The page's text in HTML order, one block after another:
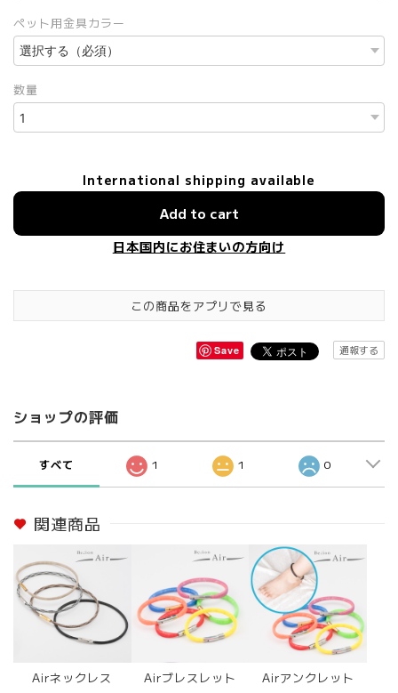
ペット用金具カラー
数量
International shipping available
Add to cart
日本国内にお住まいの方向け
この商品をアプリで見る
Save 通報する
ショップの評価
すべて 1 1 0
関連商品
Airネックレス Airブレスレット Airアンクレット